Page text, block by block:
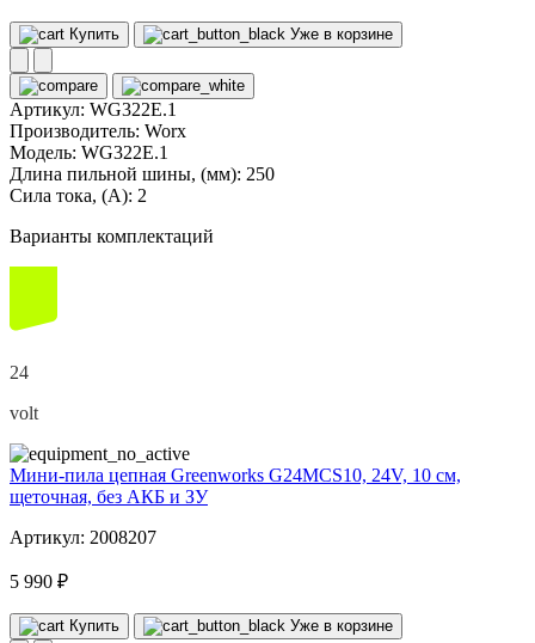
Купить Уже в корзине
Артикул: WG322E.1
Производитель: Worx
Модель: WG322E.1
Длина пильной шины, (мм): 250
Сила тока, (А): 2
Варианты комплектаций
24
volt
Мини-пила цепная Greenworks G24MCS10, 24V, 10 см,
щеточная, без АКБ и ЗУ
Артикул: 2008207
5 990 ₽
Купить Уже в корзине